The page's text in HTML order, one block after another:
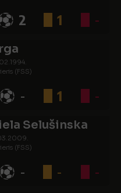
2 1 -
(FSS)
- 1 -
Selušinska
(FSS)
- - -